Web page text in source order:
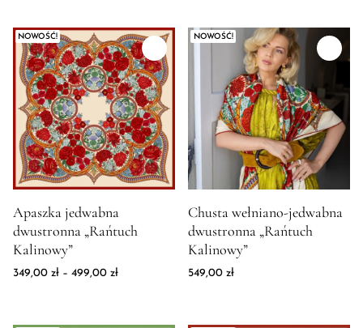
NOWOŚĆ!
Apaszka jedwabna
dwustronna „Rańtuch
Kalinowy”
349,00 zł – 499,00 złZakres cen: od 349,00 zł do 499,00 zł
NOWOŚĆ!
Chusta wełniano-jedwabna
dwustronna „Rańtuch
Kalinowy”
549,00zł